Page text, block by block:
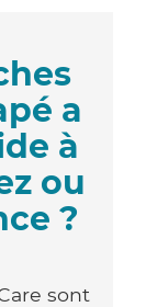
a
à
ou
?
sont